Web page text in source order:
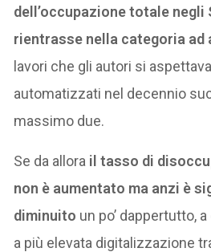
dell’occupazione totale negli
rientrasse nella categoria ad
lavori che gli autori si
automatizzati nel decennio
massimo due.
Se da allora il tasso di
non è aumentato ma anzi è
diminuito un po’ dappertutto,
a più elevata digitalizzazione